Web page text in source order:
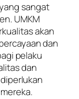
sangat
UMKM
akan
dan
pelaku
dan